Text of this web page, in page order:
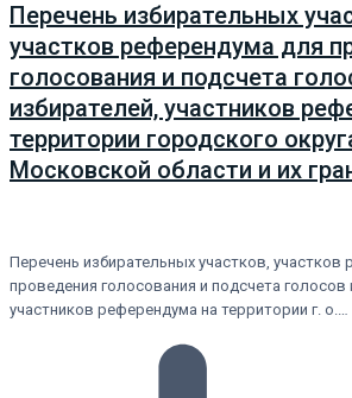
Перечень избирательных
участков референдума для
голосования и подсчета
избирателей, участников
территории городского
Московской области и их
Перечень избирательных участков, участков
проведения голосования и подсчета голосов
участников референдума на территории г. о.…